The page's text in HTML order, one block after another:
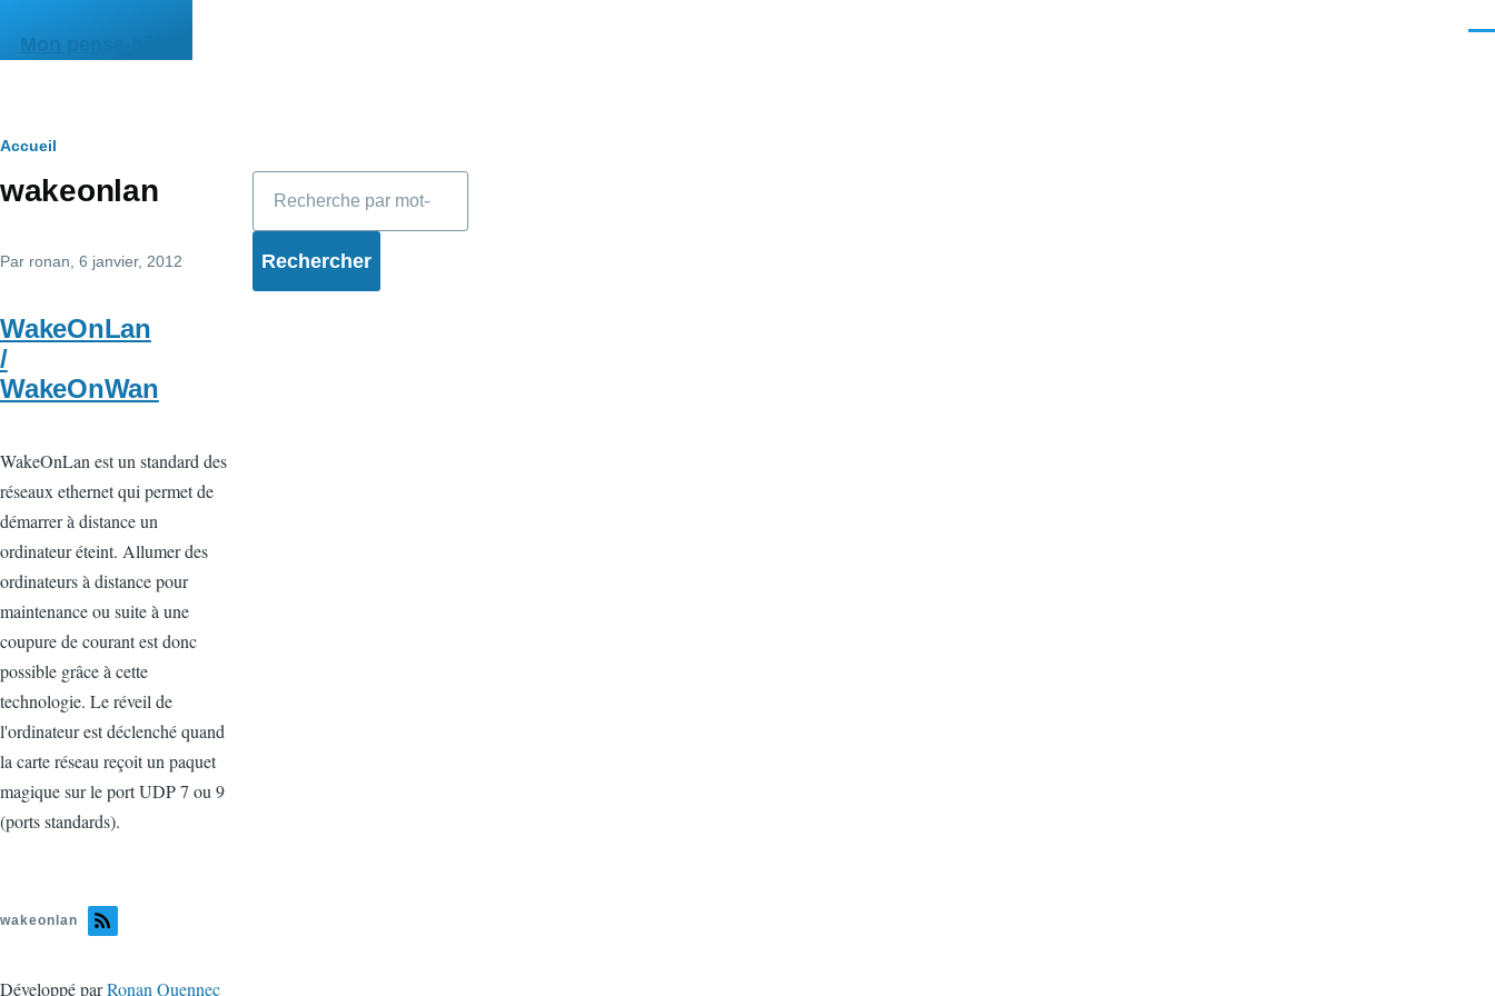
Mon pense-bête
Fil
d'Ariane
Accueil
wakeonlan
Par ronan , 6 janvier, 2012
WakeOnLan
/
WakeOnWan
WakeOnLan est un standard des
réseaux ethernet qui permet de
démarrer à distance un
ordinateur éteint. Allumer des
ordinateurs à distance pour
maintenance ou suite à une
coupure de courant est donc
possible grâce à cette
technologie. Le réveil de
l'ordinateur est déclenché quand
la carte réseau reçoit un paquet
magique sur le port UDP 7 ou 9
(ports standards).
wakeonlan
Développé parRonan Quennec